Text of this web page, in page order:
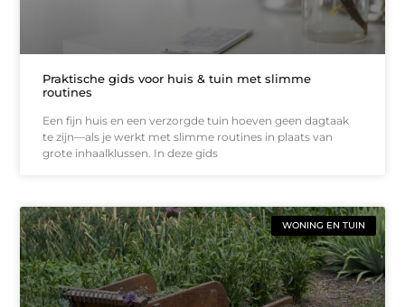
Praktische gids voor huis & tuin met slimme
routines
Een fijn huis en een verzorgde tuin hoeven geen dagtaak
te zijn—als je werkt met slimme routines in plaats van
grote inhaalklussen. In deze gids
WONING EN TUIN